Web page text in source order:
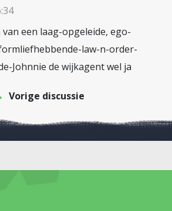
van een laag-opgeleide, ego-
law-n-order-
Johnnie de wijkagent wel ja
Vorige discussie